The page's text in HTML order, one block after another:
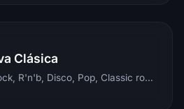
Clásica
Dance, Rock, R'n'b, Disco, Pop, Classic rock, Techno, Reggae